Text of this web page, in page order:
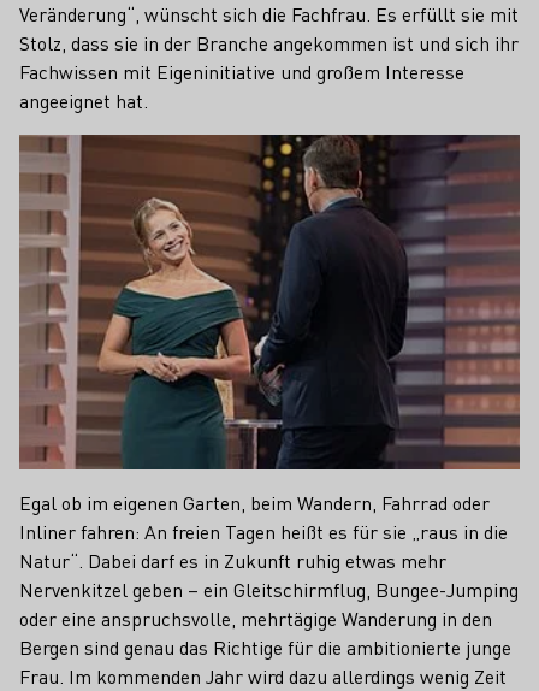
Veränderung“, wünscht sich die Fachfrau. Es erfüllt sie mit
Stolz, dass sie in der Branche angekommen ist und sich ihr
Fachwissen mit Eigeninitiative und großem Interesse
angeeignet hat.
Egal ob im eigenen Garten, beim Wandern, Fahrrad oder
Inliner fahren: An freien Tagen heißt es für sie „raus in die
Natur“. Dabei darf es in Zukunft ruhig etwas mehr
Nervenkitzel geben – ein Gleitschirmflug, Bungee-Jumping
oder eine anspruchsvolle, mehrtägige Wanderung in den
Bergen sind genau das Richtige für die ambitionierte junge
Frau. Im kommenden Jahr wird dazu allerdings wenig Zeit